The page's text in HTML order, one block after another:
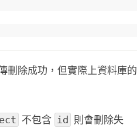
刪除成功，但實際上資料庫的
不包含 id 則會刪除失